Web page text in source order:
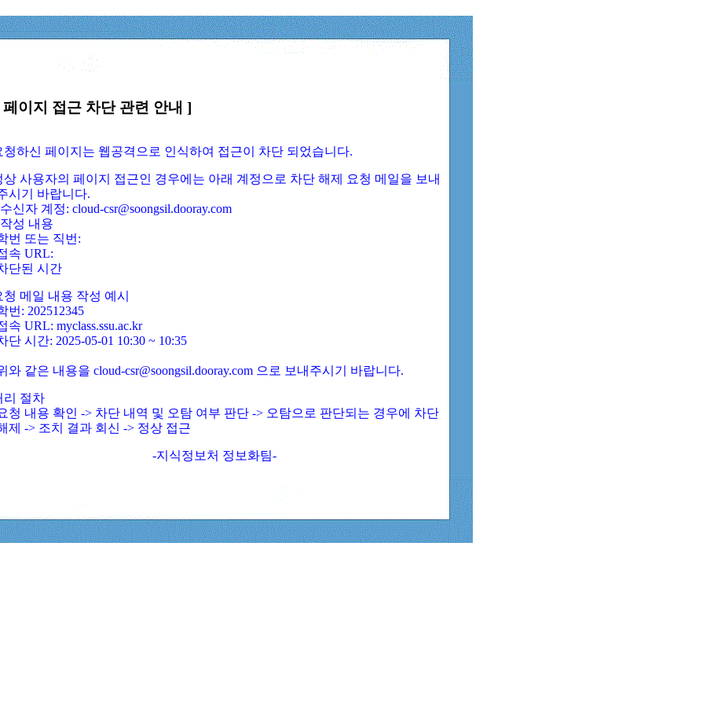
이지 접근 차단 관련 안내 ]
청하신 페이지는 웹공격으로 인식하여 접근이 차단 되었습니다.
상 사용자의 페이지 접근인 경우에는 아래 계정으로 차단 해제 요청 메일을 보내
시기 바랍니다.
신자 계정: cloud-csr@soongsil.dooray.com
성 내용
번 또는 직번:
속 URL:
단된 시간
청 메일 내용 작성 예시
번: 202512345
속 URL: myclass.ssu.ac.kr
단 시간: 2025-05-01 10:30 ~ 10:35
와 같은 내용을 cloud-csr@soongsil.dooray.com 으로 보내주시기 바랍니다.
리 절차
청 내용 확인 -> 차단 내역 및 오탐 여부 판단 -> 오탐으로 판단되는 경우에 차단
제 -> 조치 결과 회신 -> 정상 접근
-지식정보처 정보화팀-